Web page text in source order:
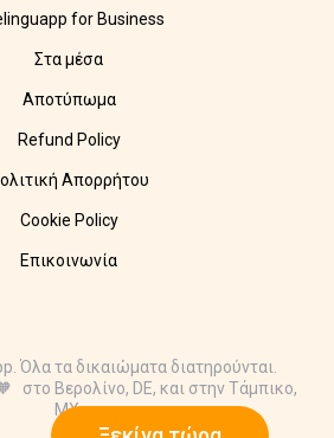
for Business
Στα μέσα
Αποτύπωμα
Refund Policy
Απορρήτου
Cookie Policy
Επικοινωνία
Όλα τα δικαιώματα διατηρούνται.
στο Βερολίνο, DE, και στην Τάμπικο,
MX.